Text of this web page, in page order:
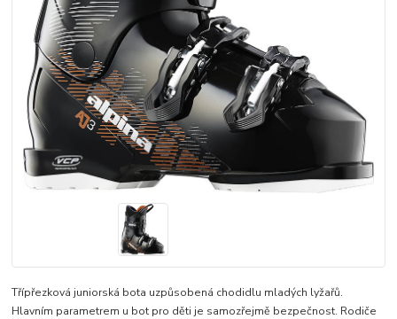
Třípřezková juniorská bota uzpůsobená chodidlu mladých lyžařů.
Hlavním parametrem u bot pro děti je samozřejmě bezpečnost. Rodiče